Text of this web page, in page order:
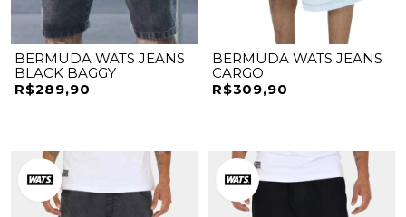
BERMUDA WATS JEANS
BLACK BAGGY
R$289,90
BERMUDA WATS JEANS
CARGO
R$309,90